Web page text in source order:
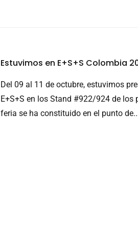
Estuvimos en E+S+S Colombia
Del 09 al 11 de octubre, estuvimos
E+S+S en los Stand #922/924 de los
feria se ha constituido en el punto